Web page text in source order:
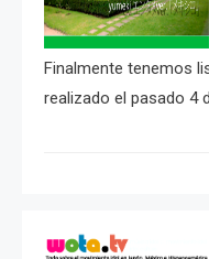
Finalmente tenemos
realizado el pasado 4